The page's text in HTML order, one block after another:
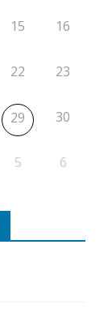
15 16
22 23
29 30
5 6